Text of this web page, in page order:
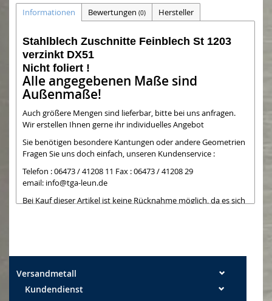
Informationen Bewertungen (0) Hersteller
Stahlblech Zuschnitte Feinblech St 1203
verzinkt DX51
Nicht foliert !
Alle angegebenen Maße sind
Außenmaße!
Auch größere Mengen sind lieferbar, bitte bei uns anfragen.
Wir erstellen Ihnen gerne ihr individuelles Angebot
Sie benötigen besondere Kantungen oder andere Geometrien
Fragen Sie uns doch einfach, unseren Kundenservice :
Telefon : 06473 / 41208 11 Fax : 06473 / 41208 29
email: info@tga-leun.de
Bei Kauf dieser Artikel ist keine Rücknahme möglich, da es sich
Blechen können bei der
Bearbeitung entstehen und sind kein Mangel
Maßtoleranzen: Breite +/- 0,5 mm Längen +/- 2 mm
Versandmetall
Kundendienst